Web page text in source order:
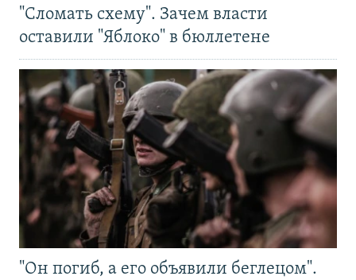
"Сломать схему". Зачем власти
оставили "Яблоко" в бюллетене
"Он погиб, а его объявили беглецом".